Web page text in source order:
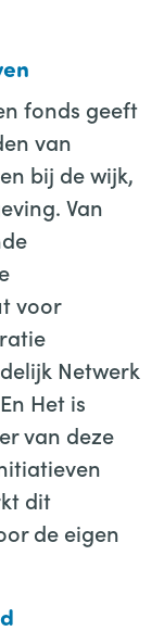
fonds geeft
van
bij de wijk,
Van
voor
Netwerk
Het is
van deze
dit
de eigen